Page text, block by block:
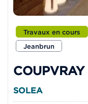
Travaux en cours
Jeanbrun
COUPVRAY
SOLEA